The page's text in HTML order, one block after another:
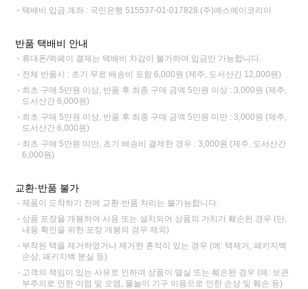
택배비 입금 계좌 : 국민은행 515537-01-017828 (주)에스에이코리아
반품 택배비 안내
휴대폰/쓱페이 결제는 택배비 차감이 불가하여 입금만 가능합니다.
전체 반품시 : 초기 무료 배송비 포함 6,000원 (제주, 도서산간 12,000원)
최초 구매 5만원 이상, 반품 후 최종 구매 금액 5만원 이상 : 3,000원 (제주,
도서산간 6,000원)
최초 구매 5만원 이상, 반품 후 최종 구매 금액 5만원 미만 : 3,000원 (제주,
도서산간 6,000원)
최초 구매 5만원 미만, 초기 배송비 결제한 경우 : 3,000원 (제주, 도서산간
6,000원)
교환·반품 불가
제품이 도착하기 전에 교환·반품 처리는 불가능합니다.
상품 포장을 개봉하여 사용 또는 설치되어 상품의 가치가 훼손된 경우 (단,
내용 확인을 위한 포장 개봉의 경우 제외)
부착된 택을 제거하였거나 제거한 흔적이 있는 경우 (예: 택제거, 패키지백
손상, 패키지백 분실 등)
고객의 책임이 있는 사유로 인하여 상품이 멸실 또는 훼손된 경우 (예: 보관
부주의로 인한 이염 및 오염, 물놀이 기구 이용으로 인한 손상 및 훼손 등)